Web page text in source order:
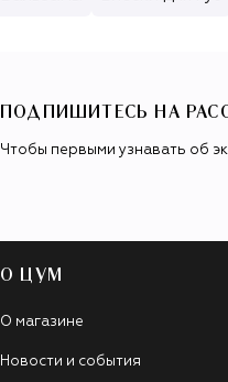
ПОДПИШИТЕСЬ НА
Чтобы первыми узнавать об
О ЦУМ
О магазине
Новости и события